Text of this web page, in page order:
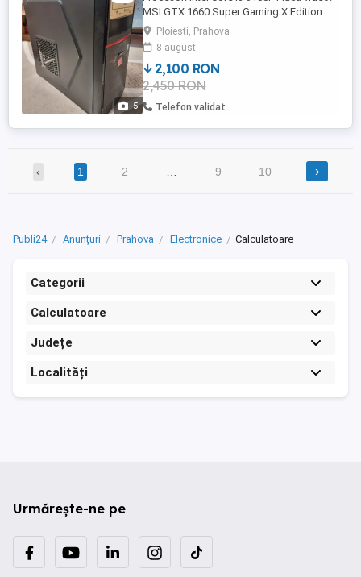
5
MSI GTX 1660 Super Gaming X Edition
Memorie: 16 GB DDR4 @ 3200 MHz
Stocare: SSD 100 GB + HDD2 TB Sistem
de operare: Windows 10 sau Windows 11
(la alegere) sau livrare fără OS
Performanță estimată (1080p, setări
medii): League of Legends: 200-250+ ...
Ploiesti, Prahova
8 august
2,100 RON
2,450 RON
Telefon validat
‹ 1 2 9 10 ›
Publi24 Anunțuri Prahova Electronice Calculatoare
Categorii
Calculatoare
Județe
Localități
Urmărește-ne pe